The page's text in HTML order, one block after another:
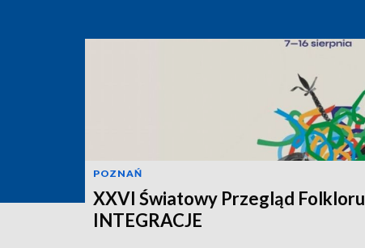
POZNAŃ
XXVI Światowy Przegląd Folkloru
INTEGRACJE